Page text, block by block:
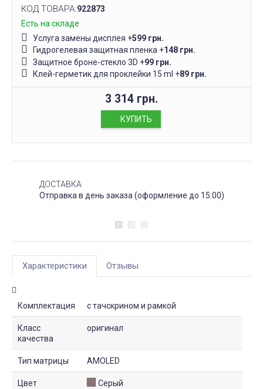
КОД ТОВАРА:922873
Есть на складе
Услуга замены дисплея +599 грн.
Гидрогелевая защитная пленка +148 грн.
Защитное броне-стекло 3D +99 грн.
Клей-герметик для проклейки 15 ml +89 грн.
3 314 грн.
КУПИТЬ
ДОСТАВКА
Отправка в день заказа (оформление до 15:00)
Характеристики Отзывы
Комплектация с тачскрином и рамкой
Класс
качества
оригинал
Тип матрицы AMOLED
Цвет Серый